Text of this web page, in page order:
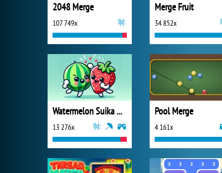
2048 Merge
107 749x
Merge Fruit
34 852x
Watermelon Suika Game
13 276x
Pool Merge
4 161x